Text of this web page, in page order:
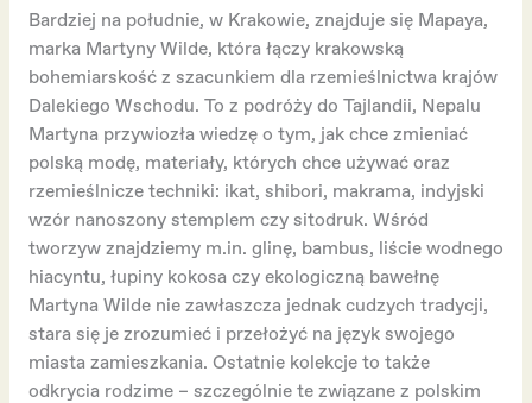
Bardziej na południe, w Krakowie, znajduje się Mapaya,
marka Martyny Wilde, która łączy krakowską
bohemiarskość z szacunkiem dla rzemieślnictwa krajów
Dalekiego Wschodu. To z podróży do Tajlandii, Nepalu
Martyna przywiozła wiedzę o tym, jak chce zmieniać
polską modę, materiały, których chce używać oraz
rzemieślnicze techniki: ikat, shibori, makrama, indyjski
wzór nanoszony stemplem czy sitodruk. Wśród
tworzyw znajdziemy m.in. glinę, bambus, liście wodnego
hiacyntu, łupiny kokosa czy ekologiczną bawełnę
Martyna Wilde nie zawłaszcza jednak cudzych tradycji,
stara się je zrozumieć i przełożyć na język swojego
miasta zamieszkania. Ostatnie kolekcje to także
odkrycia rodzime – szczególnie te związane z polskim